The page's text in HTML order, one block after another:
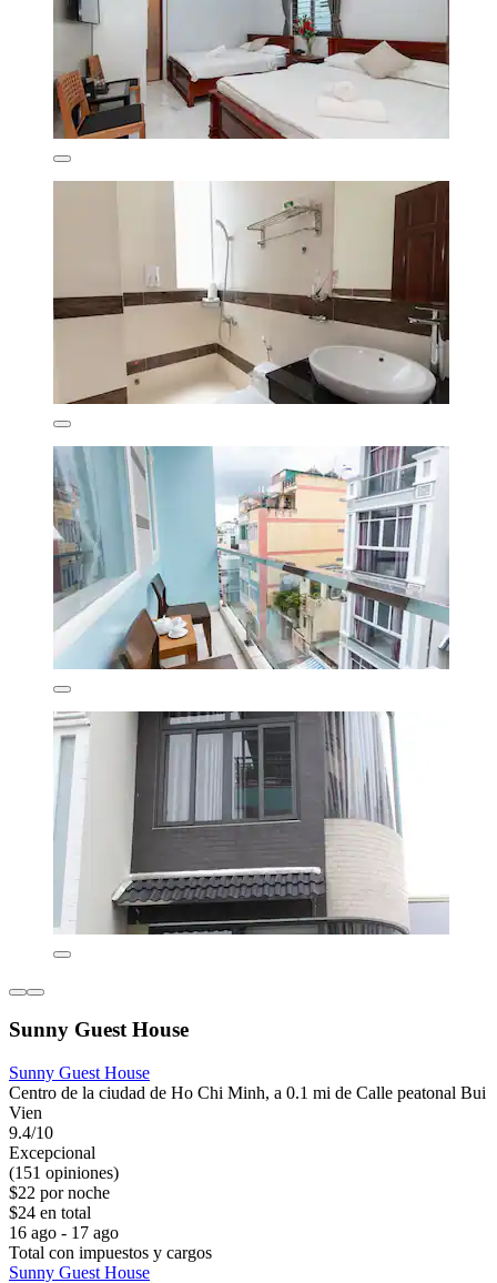
Sunny Guest House
Sunny Guest House
Centro de la ciudad de Ho Chi Minh, a 0.1 mi de Calle peatonal Bui
Vien
9.4/10
Excepcional
(151 opiniones)
$22 por noche
$24 en total
16 ago - 17 ago
Total con impuestos y cargos
Sunny Guest House